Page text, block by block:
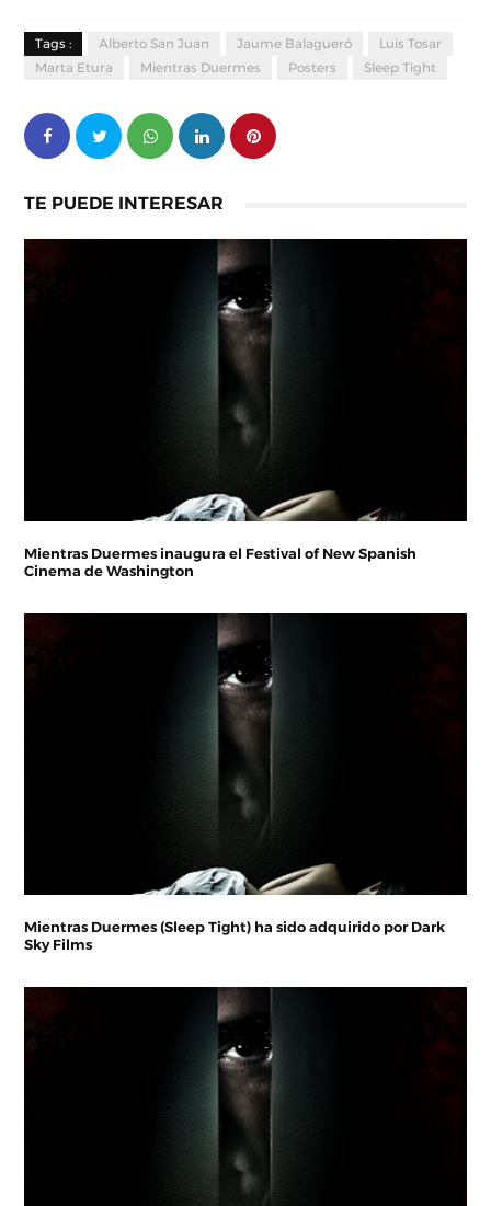
Tags : Alberto San Juan Jaume Balagueró
Luis Tosar
Marta Etura
Mientras Duermes Posters Sleep Tight
TE PUEDE INTERESAR
Mientras Duermes inaugura el Festival of New Spanish
Cinema de Washington
Mientras Duermes (Sleep Tight) ha sido adquirido por Dark
Sky Films